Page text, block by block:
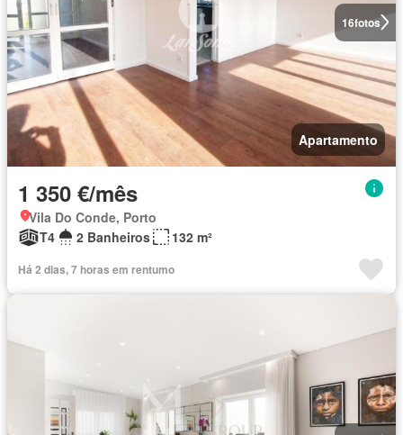
16fotos
Apartamento
1 350 €/mês
Vila Do Conde, Porto
T4
2 Banheiros 132 m²
Há 2 dias, 7 horas em rentumo